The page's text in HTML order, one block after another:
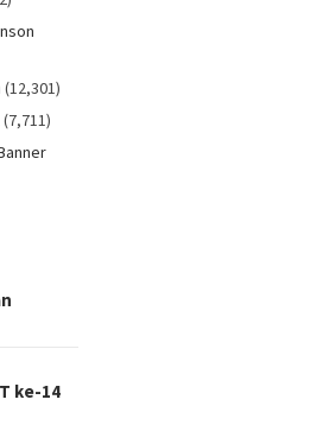
(12,301)
(7,711)
ke-14